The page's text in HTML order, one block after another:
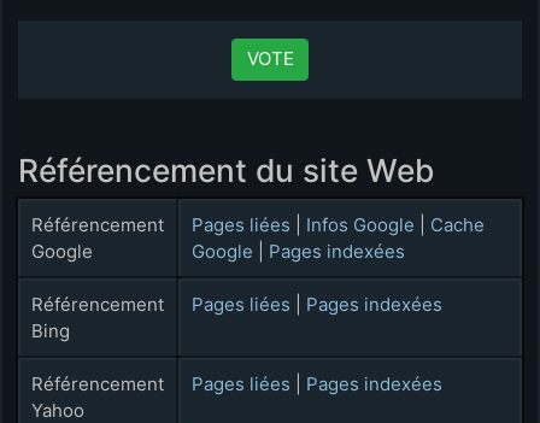
VOTE
Référencement du site Web
Référencement
Google
Pages liées Infos Google
Cache
Google
Pages indexées
Référencement
Bing
Pages liées Pages indexées
Référencement
Yahoo
Pages liées Pages indexées